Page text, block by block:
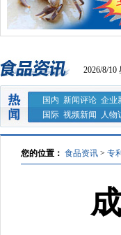
2026/8/10
国内 新闻评论 企业
国际 视频新闻 人物
您的位置： 食品资讯 > 专